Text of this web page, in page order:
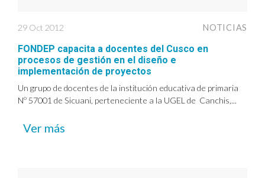
29 Oct 2012 NOTICIAS
FONDEP capacita a docentes del Cusco en
procesos de gestión en el diseño e
implementación de proyectos
Un grupo de docentes de la institución educativa de primaria
Nº 57001 de Sicuani, perteneciente a la UGEL de Canchis,...
Ver más